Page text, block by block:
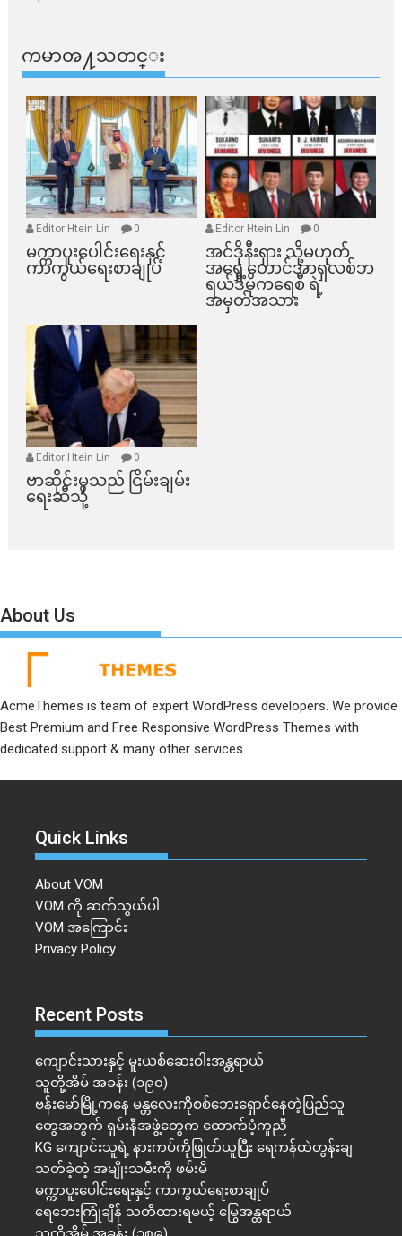
ကမာၻ႔သတင္း
Editor Htein Lin 0
မက္ကာပူးပေါင်းရေးနှင့်
ကာကွယ်ရေးစာချုပ်
Editor Htein Lin 0
အင်ဒိုနီးရှား သို့မဟုတ်
အရှေ့တောင်အာရှလစ်ဘ
ရယ်ဒီမိုကရေစီ ရဲ့
အမှတ်အသား
Editor Htein Lin 0
ဗာဆိုင်းမှသည် ငြိမ်းချမ်း
ရေးဆီသို့
About Us
AcmeThemes is team of expert WordPress developers. We provide
Best Premium and Free Responsive WordPress Themes with
dedicated support & many other services.
Quick Links
About VOM
VOM ကို ဆက်သွယ်ပါ
VOM အကြောင်း
Privacy Policy
Recent Posts
ကျောင်းသားနှင့် မူးယစ်ဆေးဝါးအန္တရာယ်
သူတို့အိမ် အခန်း (၁၉၀)
ဗန်းမော်မြို့ကနေ မန္တလေးကိုစစ်ဘေးရှောင်နေတဲ့ပြည်သူ
တွေအတွက် ရှမ်းနီအဖွဲ့တွေက ထောက်ပံ့ကူညီ
KG ကျောင်းသူရဲ့ နားကပ်ကိုဖြုတ်ယူပြီး ရေကန်ထဲတွန်းချ
သတ်ခဲ့တဲ့ အမျိုးသမီးကို ဖမ်းမိ
မက္ကာပူးပေါင်းရေးနှင့် ကာကွယ်ရေးစာချုပ်
ရေဘေးကြုံချိန် သတိထားရမယ့် မြွေအန္တရာယ်